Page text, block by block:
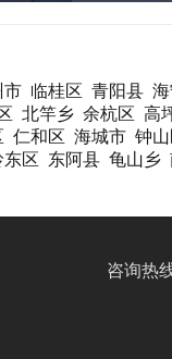
市 临桂区 青阳县
北竿乡 余杭区 高
仁和区 海城市 钟
东区 东阿县 龟山乡
咨询热